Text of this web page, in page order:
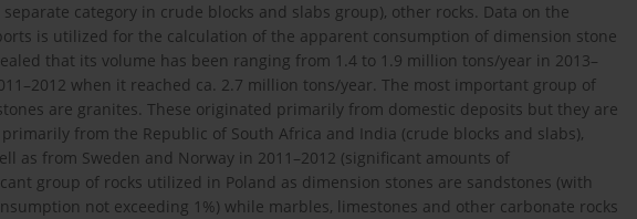
category in crude blocks and slabs group), other rocks. Data on the
is utilized for the calculation of the apparent consumption of dimension stone
that its volume has been ranging from 1.4 to 1.9 million tons/year in 2013–
when it reached ca. 2.7 million tons/year. The most important group of
are granites. These originated primarily from domestic deposits but they are
from the Republic of South Africa and India (crude blocks and slabs),
as from Sweden and Norway in 2011–2012 (significant amounts of
group of rocks utilized in Poland as dimension stones are sandstones (with
not exceeding 1%) while marbles, limestones and other carbonate rocks